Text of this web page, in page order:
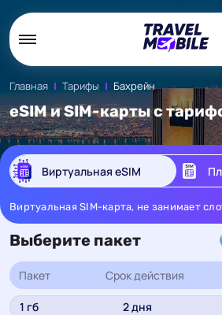
Главная Тарифы Бахрейн
eSIM и SIM-карты с
Виртуальная eSIM
Виртуальная SIM-карта, не занимает
Выберите пакет
Пакет Срок действия
1 гб 2дня